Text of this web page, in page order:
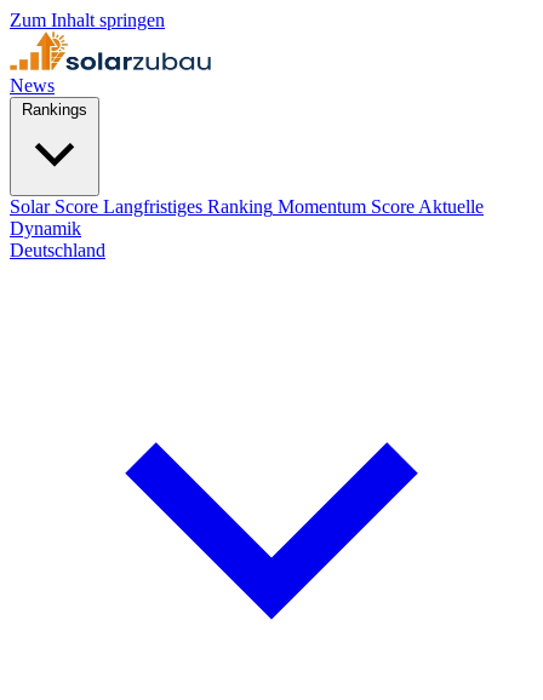
Zum Inhalt springen
News
Solar Score Langfristiges Ranking Momentum Score Aktuelle
Dynamik
Deutschland